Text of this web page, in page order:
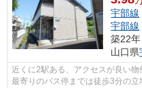
宇部線
宇部線
築22
山口県
近くに2駅ある、アクセスが良い物
最寄りのバス停までは徒歩3分の